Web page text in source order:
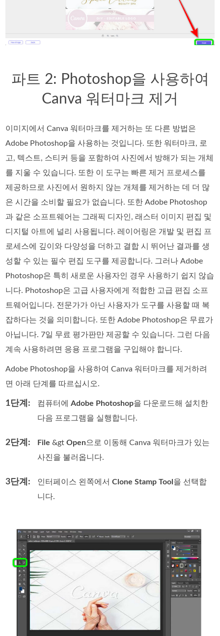
파트 2: Photoshop을 사용하여
Canva 워터마크 제거
이미지에서 Canva 워터마크를 제거하는 또 다른 방법은
Adobe Photoshop을 사용하는 것입니다. 또한 워터마크, 로
고, 텍스트, 스티커 등을 포함하여 사진에서 방해가 되는 개체
를 지울 수 있습니다. 또한 이 도구는 빠른 제거 프로세스를
제공하므로 사진에서 원하지 않는 개체를 제거하는 데 더 많
은 시간을 소비할 필요가 없습니다. 또한 Adobe Photoshop
과 같은 소프트웨어는 그래픽 디자인, 래스터 이미지 편집 및
디지털 아트에 널리 사용됩니다. 레이어링은 개발 및 편집 프
로세스에 깊이와 다양성을 더하고 결합 시 뛰어난 결과를 생
성할 수 있는 필수 편집 도구를 제공합니다. 그러나 Adobe
Photoshop은 특히 새로운 사용자인 경우 사용하기 쉽지 않습
니다. Photoshop은 고급 사용자에게 적합한 고급 편집 소프
트웨어입니다. 전문가가 아닌 사용자가 도구를 사용할 때 복
잡하다는 것을 의미합니다. 또한 Adobe Photoshop은 무료가
아닙니다. 7일 무료 평가판만 제공할 수 있습니다. 그런 다음
계속 사용하려면 응용 프로그램을 구입해야 합니다.
Adobe Photoshop을 사용하여 Canva 워터마크를 제거하려
면 아래 단계를 따르십시오.
1단계: 컴퓨터에Adobe Photoshop을 다운로드해 설치한
다음 프로그램을 실행합니다.
2단계: File &gtOpen으로 이동해 Canva 워터마크가 있는
사진을 불러옵니다.
3단계: 인터페이스 왼쪽에서Clone Stamp Tool 을 선택합
니다.